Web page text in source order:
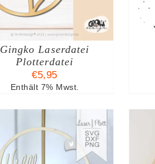
Gingko Laserdatei
Plotterdatei
€5,95
Enthält 7% Mwst.